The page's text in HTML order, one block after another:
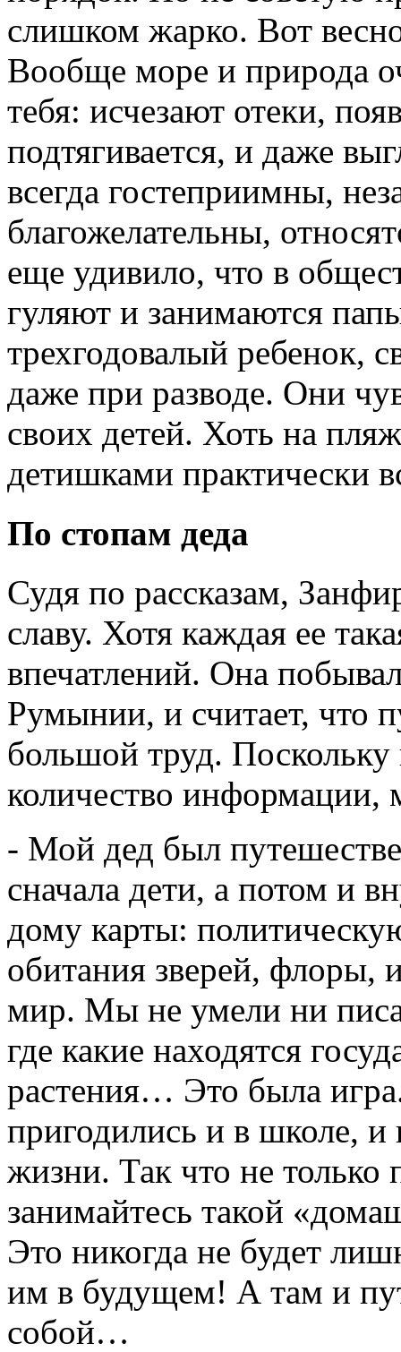
слишком жарко. Вот
Вообще море и природа
тебя: исчезают отеки,
подтягивается, и даже
всегда гостеприимны,
благожелательны,
еще удивило, что в
гуляют и занимаются
трехгодовалый ребенок,
даже при разводе. Они
своих детей. Хоть на
детишками практически
По стопам деда
Судя по рассказам,
славу. Хотя каждая ее
впечатлений. Она
Румынии, и считает, что
большой труд.
количество информации,
- Мой дед был
сначала дети, а потом и
дому карты:
обитания зверей, флоры,
мир. Мы не умели ни
где какие находятся
растения… Это была
пригодились и в школе, и
жизни. Так что не только
занимайтесь такой
Это никогда не будет
им в будущем! А там и
собой…